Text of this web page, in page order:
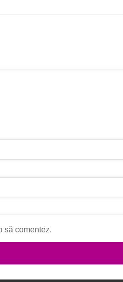
să comentez.